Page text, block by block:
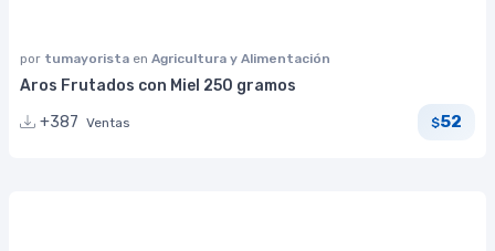
por tumayorista en Agricultura y Alimentación
Aros Frutados con Miel 250 gramos
+387 Ventas $52